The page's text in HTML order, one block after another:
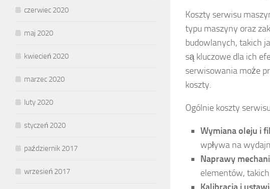
Koszty serwisu
typu maszyny oraz
budowlanych, takich
są kluczowe dla ich
serwisowania może
koszty.
Ogólnie koszty
Wymiana oleju i
wpływa na
Naprawy
elementów,
czerwiec 2020
maj 2020
kwiecień 2020
marzec 2020
luty 2020
styczeń 2020
październik 2017
wrzesień 2017